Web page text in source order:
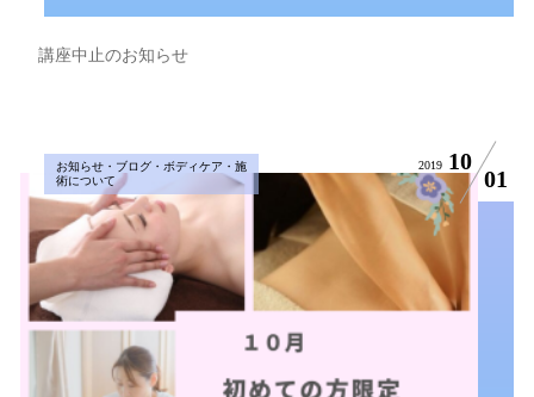
講座中止のお知らせ
お知らせ・ブログ・ボディケア・施
術について
2019 10
01